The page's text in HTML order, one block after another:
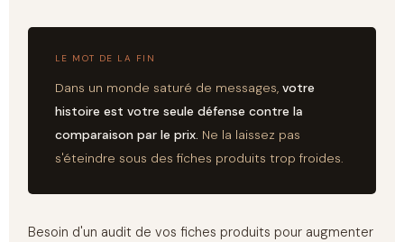
LE MOT DE LA FIN
Dans un monde saturé de messages, votre
histoire est votre seule défense contre la
comparaison par le prix. Ne la laissez pas
s'éteindre sous des fiches produits trop froides.
Besoin d'un audit de vos fiches produits pour augmenter